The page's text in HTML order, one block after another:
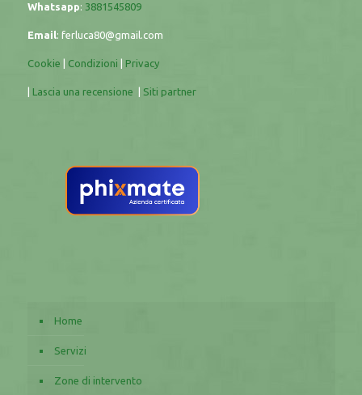
Whatsapp: 3881545809
Email: ferluca80@gmail.com
Cookie Condizioni Privacy
Lascia una recensione Siti partner
Home
Servizi
Zone di intervento